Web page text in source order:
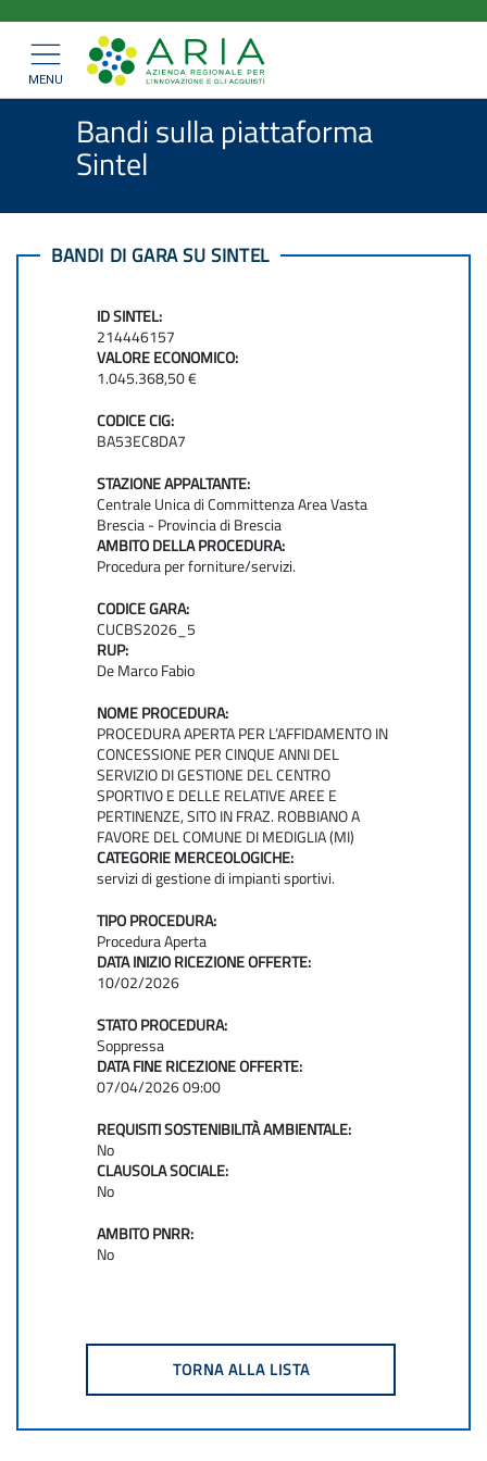
contenuto
principale
ARIA
SpAMostra/nascondi
navigazione
MENU
Home > Bandi e Convenzioni >
Bandi di gara >
Bandi sulla piattaforma Sintel
Bandi sulla piattaforma
Sintel
BANDI DI GARA SU SINTEL
ID SINTEL:
214446157
VALORE ECONOMICO:
1.045.368,50 €
CODICE CIG:
BA53EC8DA7
STAZIONE APPALTANTE:
Centrale Unica di Committenza Area Vasta
Brescia - Provincia di Brescia
AMBITO DELLA PROCEDURA:
Procedura per forniture/servizi.
CODICE GARA:
CUCBS2026_5
RUP:
De Marco Fabio
NOME PROCEDURA:
PROCEDURA APERTA PER L’AFFIDAMENTO IN
CONCESSIONE PER CINQUE ANNI DEL
SERVIZIO DI GESTIONE DEL CENTRO
SPORTIVO E DELLE RELATIVE AREE E
PERTINENZE, SITO IN FRAZ. ROBBIANO A
FAVORE DEL COMUNE DI MEDIGLIA (MI)
CATEGORIE MERCEOLOGICHE:
servizi di gestione di impianti sportivi.
TIPO PROCEDURA:
Procedura Aperta
DATA INIZIO RICEZIONE OFFERTE:
10/02/2026
STATO PROCEDURA:
Soppressa
DATA FINE RICEZIONE OFFERTE:
07/04/2026 09:00
REQUISITI SOSTENIBILITÀ AMBIENTALE:
No
CLAUSOLA SOCIALE:
No
AMBITO PNRR:
No